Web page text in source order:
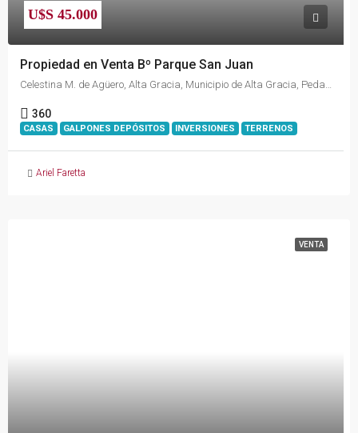
U$S 45.000
Propiedad en Venta Bº Parque San Juan
Celestina M. de Agüero, Alta Gracia, Municipio de Alta Gracia, Pedanía Alta Gracia, Departamento Santa María, Córdoba, X5186, Argentina
360
CASAS GALPONES DEPÓSITOS INVERSIONES TERRENOS
Ariel Faretta
VENTA